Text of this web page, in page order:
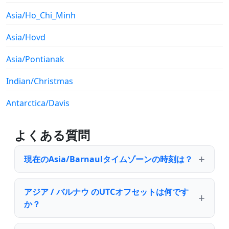
Asia/Ho_Chi_Minh
Asia/Hovd
Asia/Pontianak
Indian/Christmas
Antarctica/Davis
よくある質問
現在のAsia/Barnaulタイムゾーンの時刻は？
アジア / バルナウ のUTCオフセットは何です
か？